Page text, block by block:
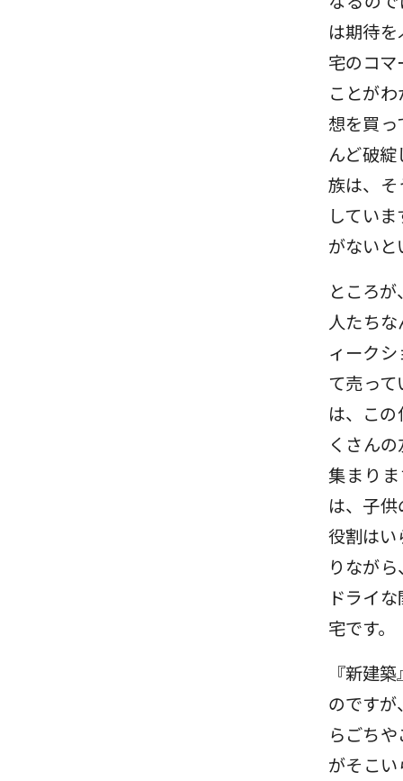
は期待
宅のコ
ことが
想を買
んど破
族は、そ
してい
がないと
ところ
人たち
ィーク
て売っ
は、こ
くさん
集まり
は、子
役割はい
りなが
ドライ
宅です。
『新建
のです
らごち
がそこ